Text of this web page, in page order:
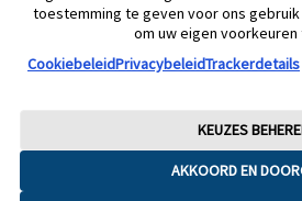
geen echte patiënt of zorgverlener. Deze
inwoners van Nederland. ADC-76851 v8
toestemming te geven voor ons
om uw eigen voorkeuren
CookiebeleidPrivacybeleidTrackerdetails
AKKOORD EN
KEUZES